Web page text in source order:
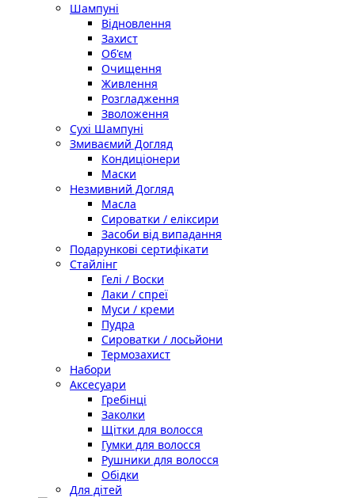
Шампуні
Відновлення
Захист
Об'єм
Очищення
Живлення
Розгладження
Зволоження
Сухі Шампуні
Змиваємий Догляд
Кондиціонери
Маски
Незмивний Догляд
Масла
Сироватки / еліксири
Засоби від випадання
Подарункові сертифікати
Стайлінг
Гелі / Воски
Лаки / спреї
Муси / креми
Пудра
Сироватки / лосьйони
Термозахист
Набори
Аксесуари
Гребінці
Заколки
Щітки для волосся
Гумки для волосся
Рушники для волосся
Обідки
Для дітей